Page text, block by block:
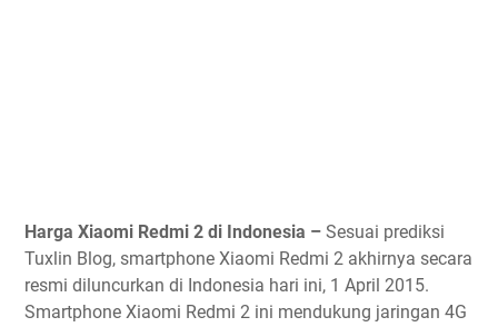
Harga Xiaomi Redmi 2 di Indonesia – Sesuai prediksi
Tuxlin Blog, smartphone Xiaomi Redmi 2 akhirnya secara
resmi diluncurkan di Indonesia hari ini, 1 April 2015.
Smartphone Xiaomi Redmi 2 ini mendukung jaringan 4G